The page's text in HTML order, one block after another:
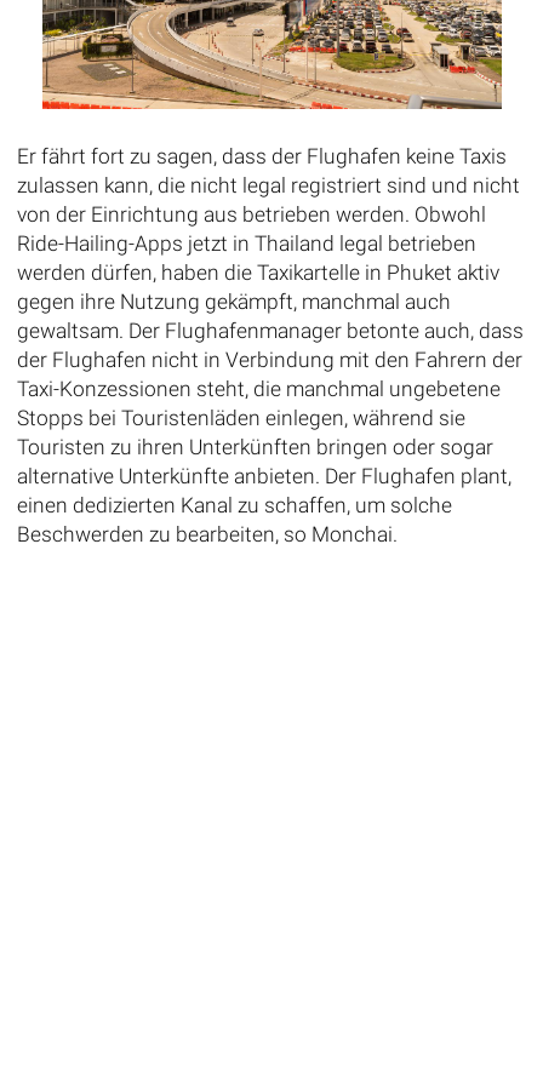
Er fährt fort zu sagen, dass der Flughafen keine Taxis
zulassen kann, die nicht legal registriert sind und nicht
von der Einrichtung aus betrieben werden. Obwohl
Ride-Hailing-Apps jetzt in Thailand legal betrieben
werden dürfen, haben die Taxikartelle in Phuket aktiv
gegen ihre Nutzung gekämpft, manchmal auch
gewaltsam. Der Flughafenmanager betonte auch, dass
der Flughafen nicht in Verbindung mit den Fahrern der
Taxi-Konzessionen steht, die manchmal ungebetene
Stopps bei Touristenläden einlegen, während sie
Touristen zu ihren Unterkünften bringen oder sogar
alternative Unterkünfte anbieten. Der Flughafen plant,
einen dedizierten Kanal zu schaffen, um solche
Beschwerden zu bearbeiten, so Monchai.